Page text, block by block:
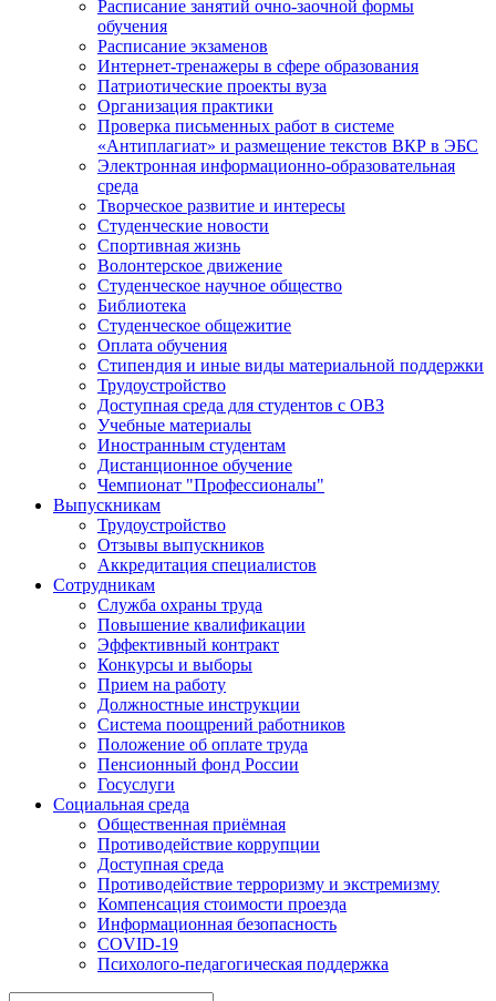
Расписание занятий очно-заочной формы
обучения
Расписание экзаменов
Интернет-тренажеры в сфере образования
Патриотические проекты вуза
Организация практики
Проверка письменных работ в системе
«Антиплагиат» и размещение текстов ВКР в ЭБС
Электронная информационно-образовательная
среда
Творческое развитие и интересы
Студенческие новости
Спортивная жизнь
Волонтерское движение
Студенческое научное общество
Библиотека
Студенческое общежитие
Оплата обучения
Стипендия и иные виды материальной поддержки
Трудоустройство
Доступная среда для студентов с ОВЗ
Учебные материалы
Иностранным студентам
Дистанционное обучение
Чемпионат "Профессионалы"
Выпускникам
Трудоустройство
Отзывы выпускников
Аккредитация специалистов
Сотрудникам
Служба охраны труда
Повышение квалификации
Эффективный контракт
Конкурсы и выборы
Прием на работу
Должностные инструкции
Система поощрений работников
Положение об оплате труда
Пенсионный фонд России
Госуслуги
Социальная среда
Общественная приёмная
Противодействие коррупции
Доступная среда
Противодействие терроризму и экстремизму
Компенсация стоимости проезда
Информационная безопасность
COVID-19
Психолого-педагогическая поддержка